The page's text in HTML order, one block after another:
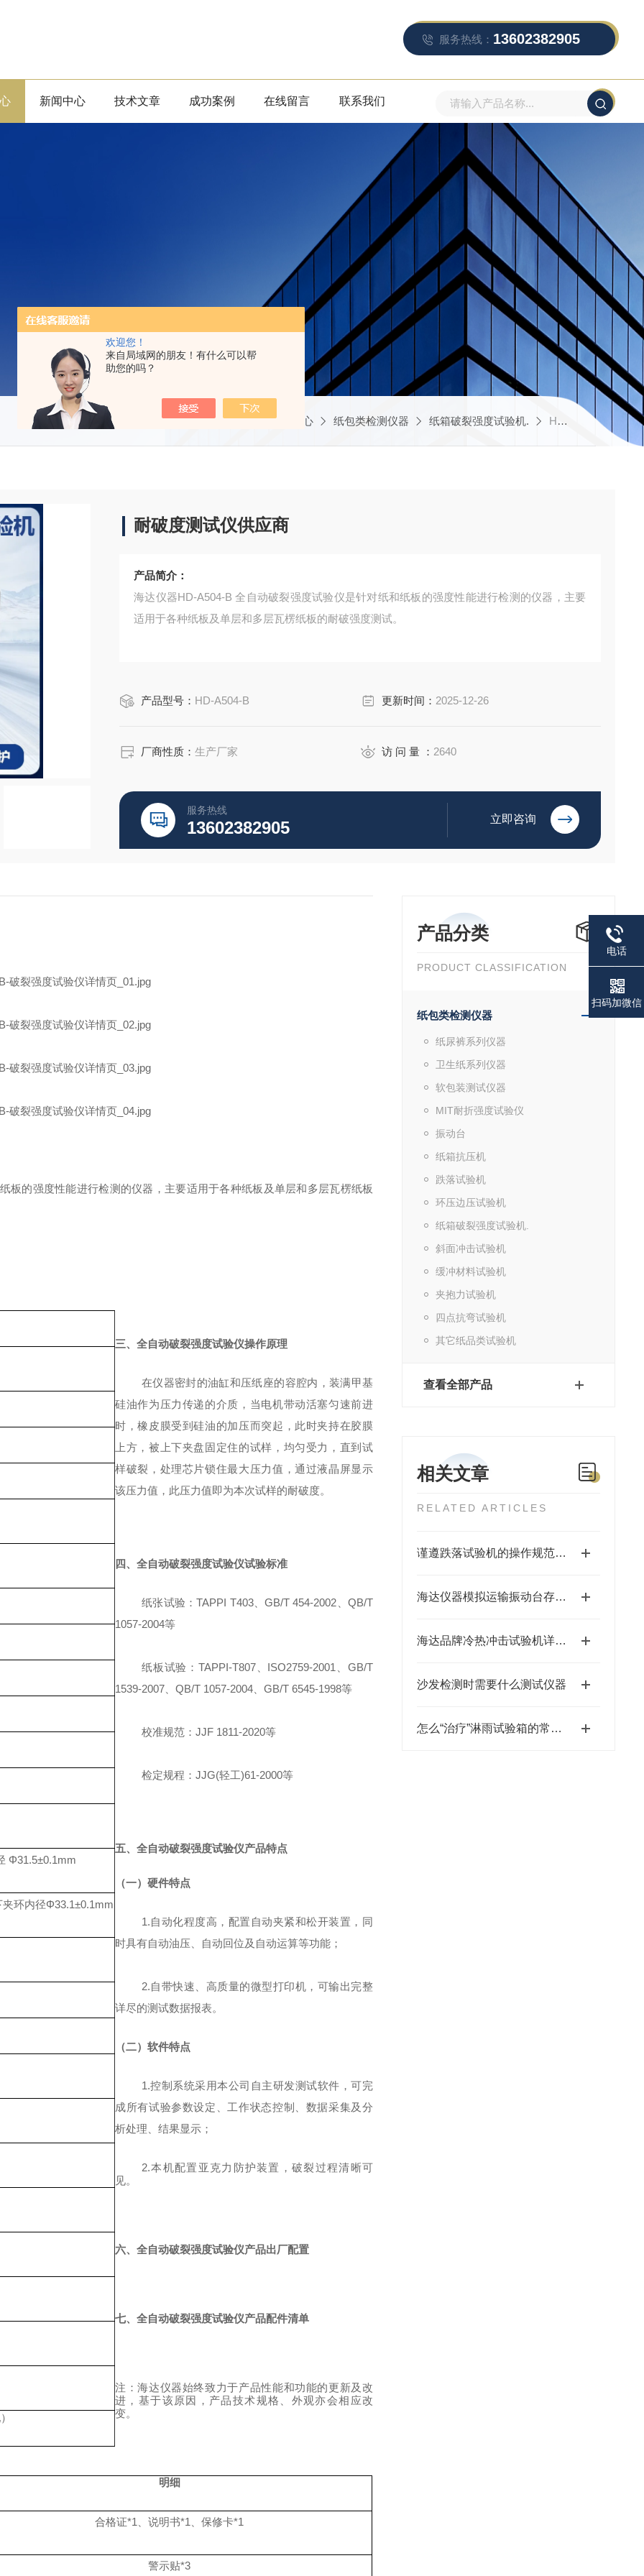
欢迎您！
来自局域网的朋友！有什么可以帮
助您的吗？
服务热线： 13602382905
新闻中心 技术文章 成功案例 在线留言 联系我们
当前位置：首页 产品中心 纸包类检测仪器 纸箱破裂强度试验机. HD-A504-B耐破度测试仪供应商
耐破度测试仪供应商
产品简介：
海达仪器HD-A504-B 全自动破裂强度试验仪是针对纸和纸板的强度性能进行检测的仪器，主要
适用于各种纸板及单层和多层瓦楞纸板的耐破强度测试。
产品型号： HD-A504-B 更新时间： 2025-12-26
厂商性质：生产厂家 访 问 量 ： 2640
服务热线
13602382905 立即咨询
产品分类
PRODUCT CLASSIFICATION
纸包类检测仪器
纸尿裤系列仪器
卫生纸系列仪器
软包装测试仪器
MIT耐折强度试验仪
振动台
纸箱抗压机
跌落试验机
环压边压试验机
纸箱破裂强度试验机.
斜面冲击试验机
缓冲材料试验机
夹抱力试验机
四点抗弯试验机
其它纸品类试验机
查看全部产品
相关文章
RELATED ARTICLES
谨遵跌落试验机的操作规范要求，才能更好的使用它
海达仪器模拟运输振动台存在的意义
海达品牌冷热冲击试验机详细参数介绍
沙发检测时需要什么测试仪器
怎么“治疗”淋雨试验箱的常见毛病?
板的强度性能进行检测 的仪器 ，主要适用于各种纸板及单层和多层瓦楞纸板
Φ31.5±0.1mm
环内径Φ33.1±0.1mm
三、全自动破裂强度试验仪操作原理
在仪器密封的油缸和压纸座的容腔内，装满甲基
硅油作为压力传递的介质，当电机带动活塞匀速前进
时，橡皮膜受到硅油的加压而突起 ， 此时夹持在胶膜
上方，被上下夹盘固定住的试样，均匀受力，直到试
样破裂 ， 处理芯片锁住最大压力值，通过液晶屏显示
该压力值，此压力值即为本次试样的耐破度。
四、全自动破裂强度试验仪试验标准
纸张试验：TAPPI T403、GB/T 454-2002、 QB/T
1057-2004等
纸板试验： TAPPI-T807、 ISO2759-2001、 GB/T
1539-2007、QB/T 1057-2004、GB/T 6545-1998等
校准规范： JJF 1811-2020等
检定规程： JJG(轻工)61-2000等
五、全自动破裂强度试验仪产品特点
（一）硬件特点
1.自动化程度高，配置自动夹紧和松开装置，同
时具有自动油压、自动回位及自动运算等功能；
2.自带快速、高质量的微型打印机，可输出完整
详尽的测试数据报表。
（二）软件特点
1.控制系统采用本公司自主研发测试软件，可完
成所有试验参数设定、工作状态控制、数据采集及分
析处理、结果显示；
2.本机配置亚克力防护装置，破裂过程清晰可
见。
六、全自动破裂强度试验仪产品出厂配置
明细
合格证*1、说明书*1、保修卡*1
警示贴*3
七、全自动破裂强度试验仪产品配件清单
注：海达仪器始终致力于产品性能和功能的更新及改
进，基于该原因，产品技术规格、外观亦会相应改
变。
电话
扫码加微信